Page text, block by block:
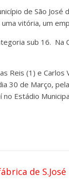
de São José
vitória, um
sub 16. Na
Reis (1) e Carlos
30 de Março,
Estádio
de S.José